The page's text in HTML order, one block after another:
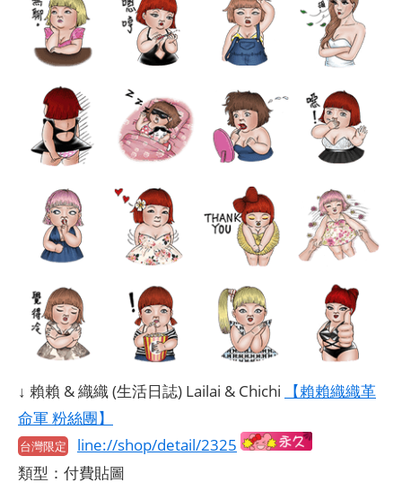
↓ 賴賴 & 織織 (生活日誌) Lailai & Chichi
【賴賴織織革
命軍 粉絲團】
台灣限定
line://shop/detail/2325
類型：付費貼圖